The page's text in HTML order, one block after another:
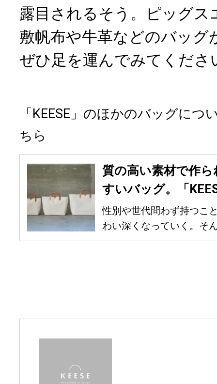
露目されるそう。ピッグス
敷帆布や牛革などのバッグ
ぜひ足を運んでみてくださ
「KEESE」のほかのバッグに
ちら
質の高い素材で作
すいバッグ。「
性別や世代問わず持つこ
わい深くなっていく。そ